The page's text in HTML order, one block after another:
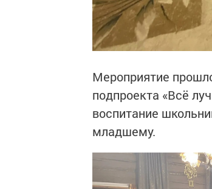
Мероприятие
подпроекта «Всё
воспитание
младшему.